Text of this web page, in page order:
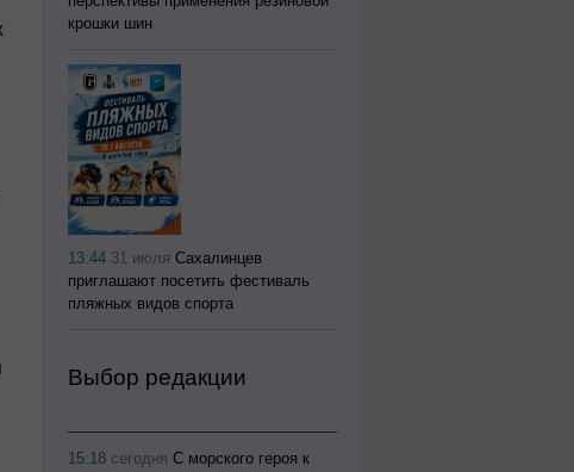
крошки шин
13:44 31 июля Сахалинцев
приглашают посетить фестиваль
пляжных видов спорта
Выбор редакции
15:18 сегодня С морского героя к